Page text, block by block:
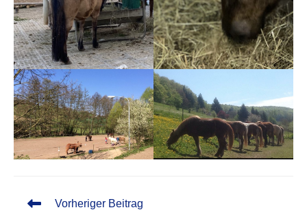
Weitere
Vorheriger Beitrag